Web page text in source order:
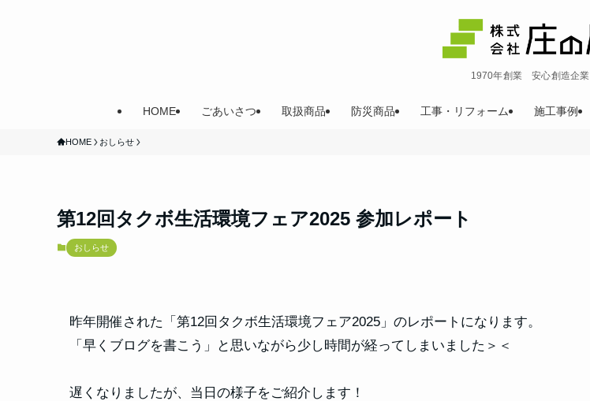
1970年創業 安心創造企業
HOME ごあいさつ 取扱商品 防災商品 工事・リフォーム 施工事例
HOME おしらせ
第12回タクボ生活環境フェア2025 参加レポート
おしらせ
昨年開催された「第12回タクボ生活環境フェア2025」のレポートになります。
「早くブログを書こう」と思いながら少し時間が経ってしまいました＞＜
遅くなりましたが、当日の様子をご紹介します！